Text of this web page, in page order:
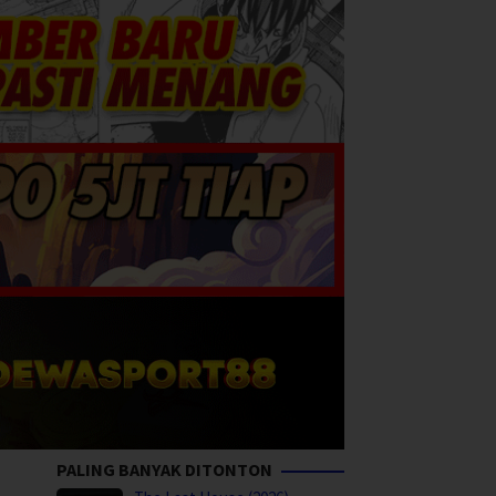
PALING BANYAK DITONTON